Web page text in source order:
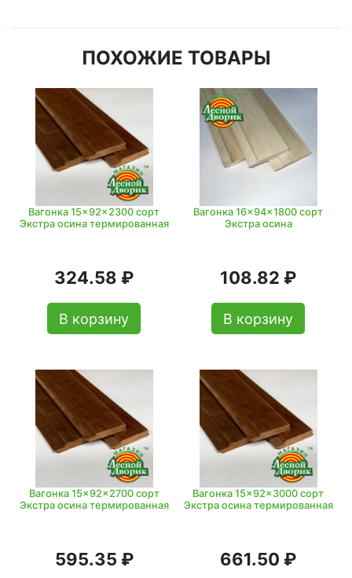
ПОХОЖИЕ ТОВАРЫ
Вагонка 15x92x2300 сорт
Экстра осина термированная
324.58 ₽
В корзину
Вагонка 16x94x1800 сорт
Экстра осина
108.82 ₽
В корзину
Вагонка 15x92x2700 сорт
Экстра осина термированная
595.35 ₽
Вагонка 15x92x3000 сорт
Экстра осина термированная
661.50 ₽